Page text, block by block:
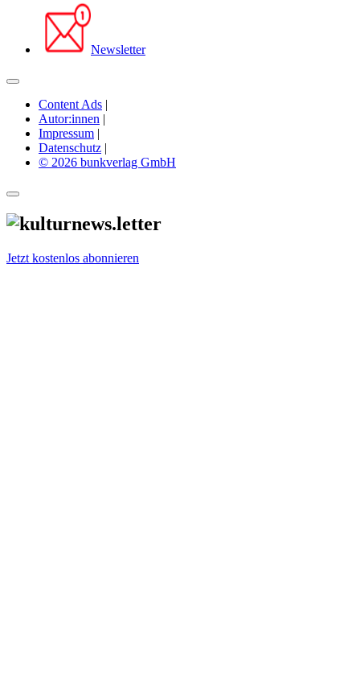
Newsletter
Content Ads |
Autor:innen |
Impressum |
Datenschutz |
© 2026 bunkverlag GmbH
Jetzt kostenlos abonnieren